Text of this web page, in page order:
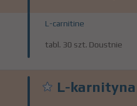
L-carnitine
tabl. 30 szt. Doustnie
L-